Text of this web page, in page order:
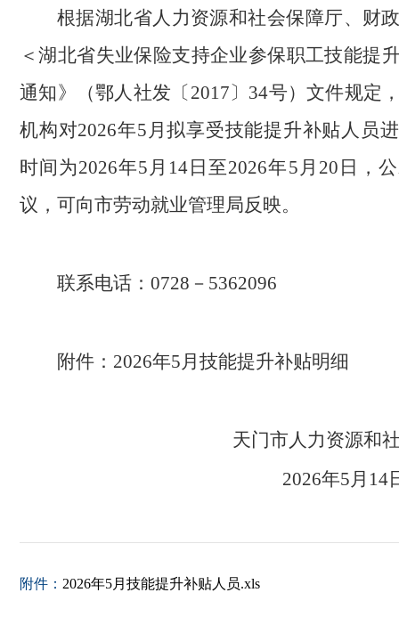
根据湖北省人力资源和社会保障厅、财
＜湖北省失业保险支持企业参保职工技能提
通知》（鄂人社发〔2017〕34号）文件规定
机构对2026年5月拟享受技能提升补贴人员
时间为2026年5月14日至2026年5月20日，
议，可向市劳动就业管理局反映。
联系电话：0728－5362096
附件：2026年5月技能提升补贴明细
天门市人力资源
2026年
附件： 2026年5月技能提升补贴人员.xls